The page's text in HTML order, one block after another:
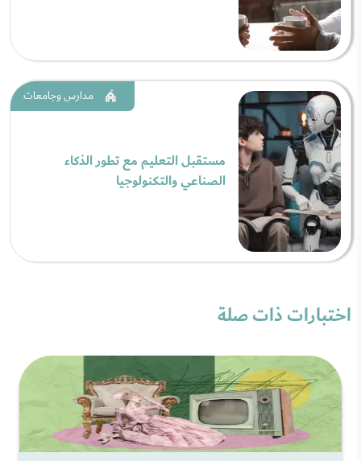
مدارس وجامعات
مستقبل التعليم مع تطور الذكاء
الصناعي والتكنولوجيا
اختبارات ذات صلة